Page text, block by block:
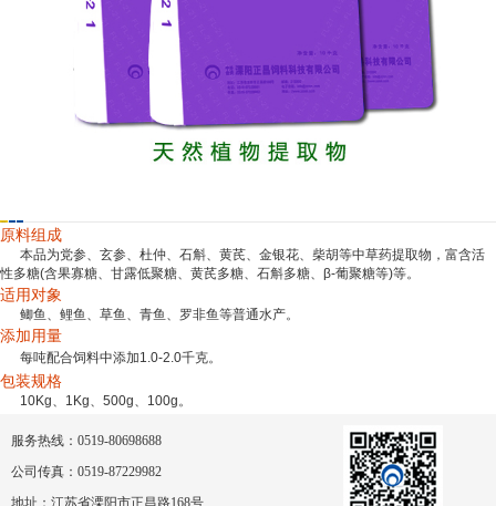
原料组成
本品为党参、玄参、杜仲、石斛、黄芪、金银花、柴胡等中草药提取物，富含活
性多糖(含果寡糖、甘露低聚糖、黄芪多糖、石斛多糖、β-葡聚糖等)等。
适用对象
鲫鱼、鲤鱼、草鱼、青鱼、罗非鱼等普通水产。
添加用量
每吨配合饲料中添加1.0-2.0千克。
包装规格
10Kg、1Kg、500g、100g。
服务热线：0519-80698688
公司传真：0519-87229982
地址：江苏省溧阳市正昌路168号